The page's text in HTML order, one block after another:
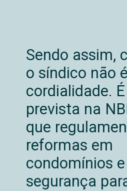
Sendo assim,
o síndico não
cordialidade.
prevista na
que
reformas em
condomínios
segurança